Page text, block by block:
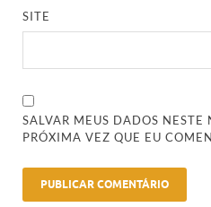
SITE
SALVAR MEUS DADOS NESTE
PRÓXIMA VEZ QUE EU